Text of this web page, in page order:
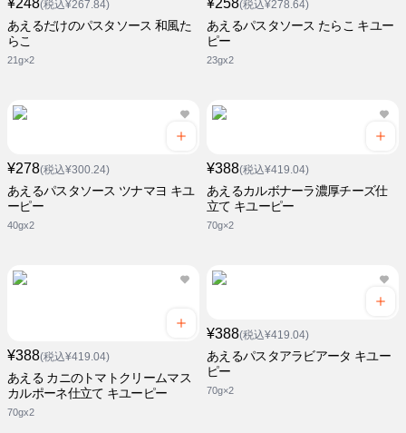
¥248(税込¥267.84)
あえるだけのパスタソース 和風た
らこ
21g×2
¥258(税込¥278.64)
あえるパスタソース たらこ キユー
ピー
23gx2
¥278(税込¥300.24)
あえるパスタソース ツナマヨ キユ
ーピー
40gx2
¥388(税込¥419.04)
あえるカルボナーラ濃厚チーズ仕
立て キユーピー
70g×2
¥388(税込¥419.04)
あえる カニのトマトクリームマス
カルポーネ仕立て キユーピー
70gx2
¥388(税込¥419.04)
あえるパスタアラビアータ キユー
ピー
70g×2